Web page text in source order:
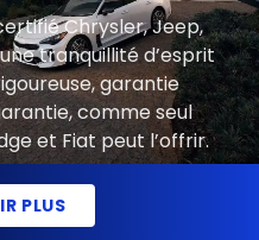
Chrysler, Jeep,
tranquillité d’esprit
garantie
comme seul
et Fiat peut l’offrir.
PLUS